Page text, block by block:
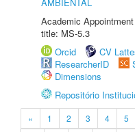
Academic
title: MS-5.3
Orcid
CV
ResearcherID
Dimensions
Repositório
« 1 2 3 4 5